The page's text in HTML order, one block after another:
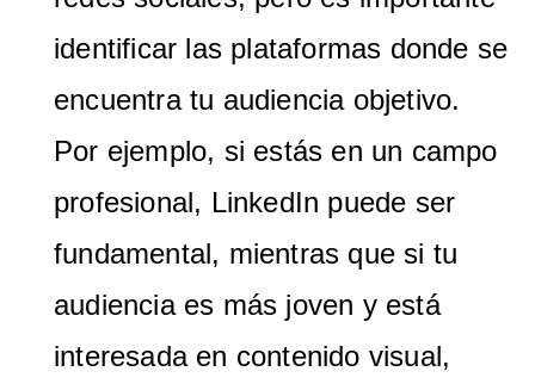
identificar las plataformas donde se
encuentra tu audiencia objetivo.
Por ejemplo, si estás en un campo
profesional, LinkedIn puede ser
fundamental, mientras que si tu
audiencia es más joven y está
interesada en contenido visual,